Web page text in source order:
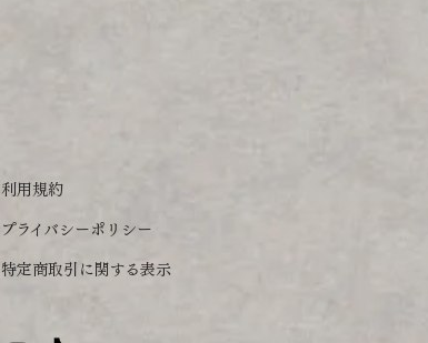
利用規約
プライバシーポリシー
特定商取引に関する表示